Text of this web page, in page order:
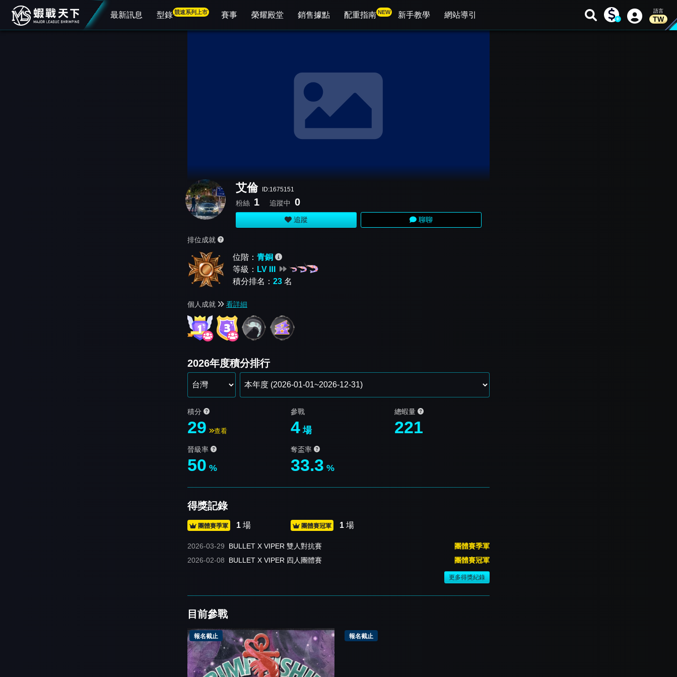
最新訊息 型錄競速系列上市 賽事 榮耀殿堂 銷售據點 配重指南NEW 新手教學 網站導引 TW
艾倫 ID:1675151
粉絲 1 追蹤中 0
追蹤 聊聊
排位成就
位階： 青銅
等級： LV Ⅲ
積分排名： 23 名
個人成就 看詳細
2026年度積分排行
積分
29 查看
參戰
4場
總蝦量
221
晉級率
50%
奪盃率
33.3 %
得獎記錄
團體賽季軍 1 場 團體賽冠軍 1 場
2026-03-29 BULLET X VIPER 雙人對抗賽
團體賽季軍
2026-02-08
BULLET X VIPER 四人團體賽 團體賽冠軍
更多得獎紀錄
目前參戰
報名截止 報名截止